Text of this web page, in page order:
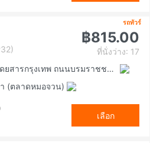
รถทัวร์
฿815.00
ที่นั่งว่าง: 17
สถานีขนส่งผู้โดยสารกรุงเทพ ถนนบรมราชชนนี (สายใต้ใหม่)
(ตลาดหมอจวน)
เลือก